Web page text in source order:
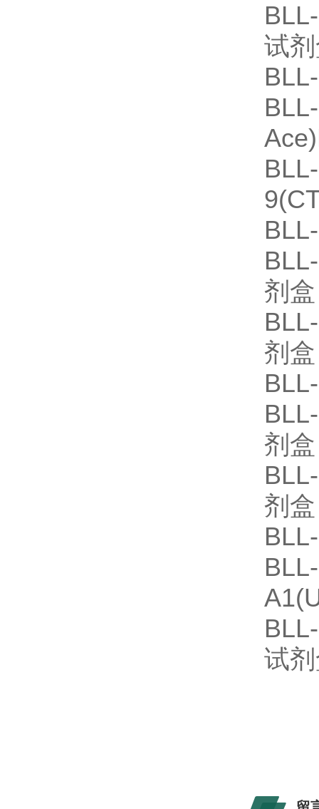
试
剂盒
剂盒
剂盒
剂盒
试